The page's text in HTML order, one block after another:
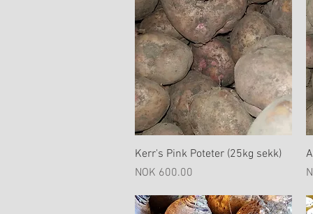
Hurtigvisning
Kerr's Pink Poteter (25kg sekk)
Pris
NOK 600.00